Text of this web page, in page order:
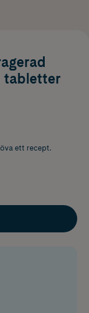
tabletter
ett recept.